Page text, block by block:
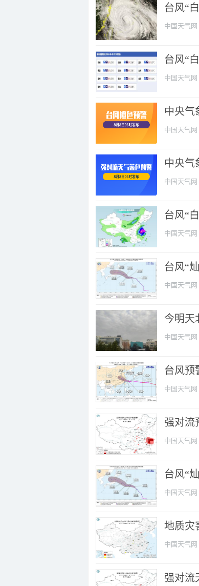
台风“
中国天气网
台风“
中国天气网
中央气
中国天气网
中央气
中国天气网
台风“
中国天气网
台风“
中国天气网
今明天
中国天气网
台风预
中国天气网
强对流
中国天气网
台风“
中国天气网
地质灾
中国天气网
强对流